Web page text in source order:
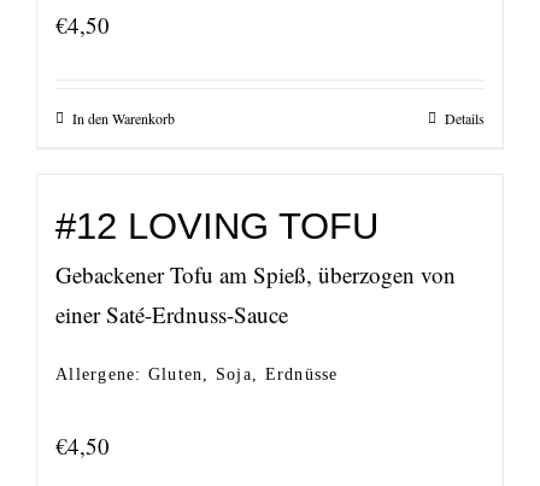
€4,50
In den Warenkorb Details
#12 LOVING TOFU
Gebackener Tofu am Spieß, überzogen von
einer Saté-Erdnuss-Sauce
Allergene: Gluten, Soja, Erdnüsse
€4,50